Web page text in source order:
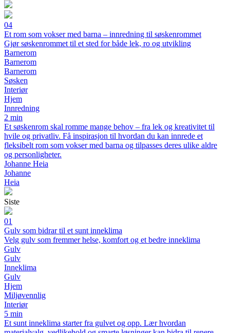
04
Et rom som vokser med barna – innredning til søskenrommet
Gjør søskenrommet til et sted for både lek, ro og utvikling
Barnerom
Barnerom
Barnerom
Søsken
Interiør
Hjem
Innredning
2 min
Et søskenrom skal romme mange behov – fra lek og kreativitet til
hvile og privatliv. Få inspirasjon til hvordan du kan innrede et
fleksibelt rom som vokser med barna og tilpasses deres ulike aldre
og personligheter.
Johanne Heia
Johanne
Heia
Siste
01
Gulv som bidrar til et sunt inneklima
Velg gulv som fremmer helse, komfort og et bedre inneklima
Gulv
Gulv
Inneklima
Gulv
Hjem
Miljøvennlig
Interiør
5 min
Et sunt inneklima starter fra gulvet og opp. Lær hvordan